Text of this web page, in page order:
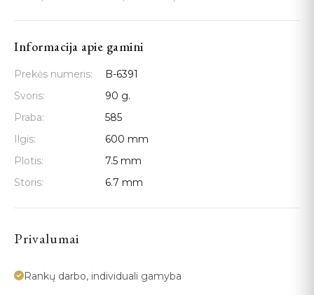
Informacija apie gamini
Prekės numeris:
B-6391
Svoris:
90 g.
Praba:
585
Ilgis:
600 mm
Plotis:
7.5 mm
Storis:
6.7 mm
Privalumai
Rankų darbo, individuali gamyba